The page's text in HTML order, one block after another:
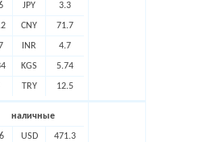
JPY 3.3
CNY 71.7
INR 4.7
KGS 5.74
TRY 12.5
наличные
USD 471.3